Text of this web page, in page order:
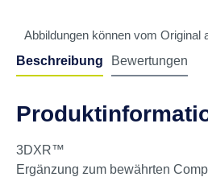
Abbildungen können vom Original
Beschreibung Bewertungen
3DXR™
Ergänzung zum bewährten